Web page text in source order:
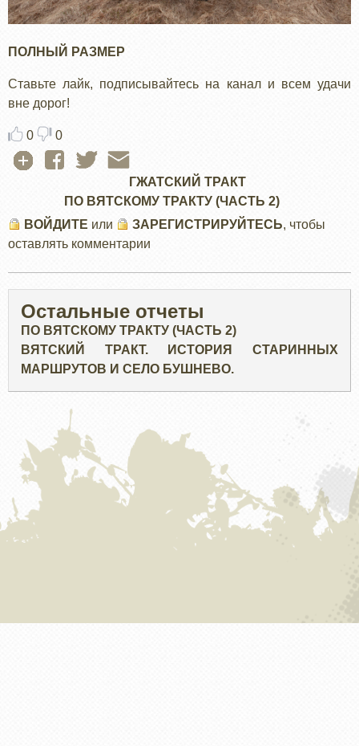
ПОЛНЫЙ РАЗМЕР
Ставьте лайк, подписывайтесь на канал и всем удачи
вне дорог!
0 0
ГЖАТСКИЙ ТРАКТ
ПО ВЯТСКОМУ ТРАКТУ (ЧАСТЬ 2)
ВОЙДИТЕ или ЗАРЕГИСТРИРУЙТЕСЬ, чтобы
оставлять комментарии
Остальные отчеты
ПО ВЯТСКОМУ ТРАКТУ (ЧАСТЬ 2)
ВЯТСКИЙ ТРАКТ. ИСТОРИЯ СТАРИННЫХ
МАРШРУТОВ И СЕЛО БУШНЕВО.